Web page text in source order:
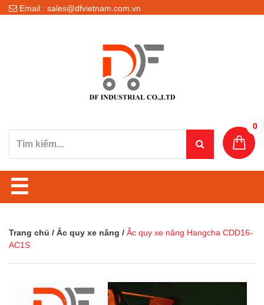
Email : sales@dfvietnam.com.vn
0
☰
Trang chủ / Ắc quy xe nâng / Ắc quy xe nâng Hangcha CDD16-
AC1S